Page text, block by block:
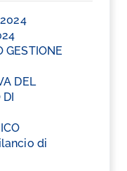
GESTIONE
DEL
DI
di